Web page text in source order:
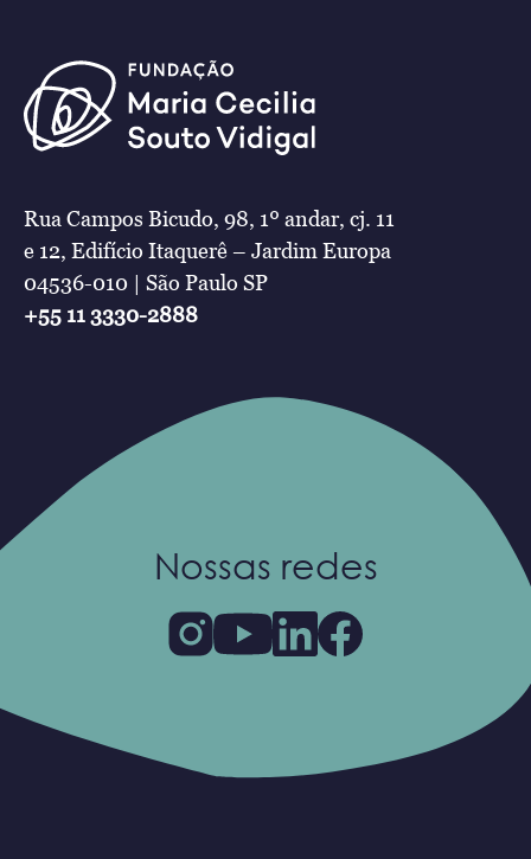
Rua Campos Bicudo, 98, 1º andar, cj. 11
e 12, Edifício Itaquerê – Jardim Europa
04536-010 | São Paulo SP
+55 11 3330-2888
Nossas redes